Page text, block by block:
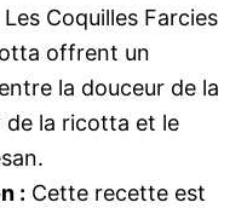
Les Coquilles Farcies
offrent un
la douceur de la
de la ricotta et le
: Cette recette est